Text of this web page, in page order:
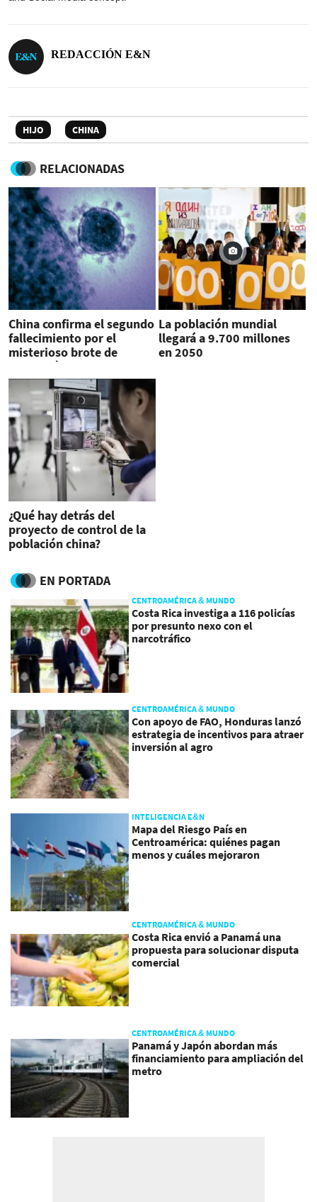
REDACCIÓN E&N
HIJO CHINA
RELACIONADAS
China confirma el segundo
fallecimiento por el
misterioso brote de
neumonía
La población mundial
llegará a 9.700 millones
en 2050
¿Qué hay detrás del
proyecto de control de la
población china?
EN PORTADA
CENTROAMÉRICA & MUNDO
Costa Rica investiga a 116 policías
por presunto nexo con el
narcotráfico
CENTROAMÉRICA & MUNDO
Con apoyo de FAO, Honduras lanzó
estrategia de incentivos para atraer
inversión al agro
INTELIGENCIA E&N
Mapa del Riesgo País en
Centroamérica: quiénes pagan
menos y cuáles mejoraron
CENTROAMÉRICA & MUNDO
Costa Rica envió a Panamá una
propuesta para solucionar disputa
comercial
CENTROAMÉRICA & MUNDO
Panamá y Japón abordan más
financiamiento para ampliación del
metro